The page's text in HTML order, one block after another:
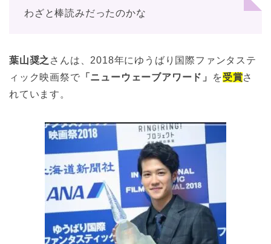
わざと棒読みだったのかな
葉山奨之 さんは、2018年にゆうばり国際ファンタステ
ィック映画祭で 「ニューウェーブアワード」 を受賞さ
れています。